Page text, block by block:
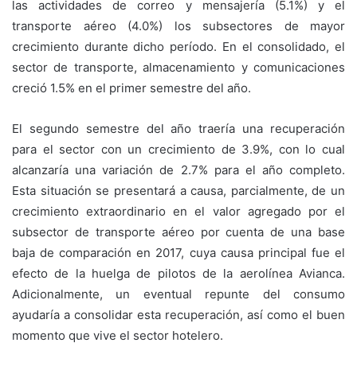
las actividades de correo y mensajería (5.1%) y el
transporte aéreo (4.0%) los subsectores de mayor
crecimiento durante dicho período. En el consolidado, el
sector de transporte, almacenamiento y comunicaciones
creció 1.5% en el primer semestre del año.
El segundo semestre del año traería una recuperación
para el sector con un crecimiento de 3.9%, con lo cual
alcanzaría una variación de 2.7% para el año completo.
Esta situación se presentará a causa, parcialmente, de un
crecimiento extraordinario en el valor agregado por el
subsector de transporte aéreo por cuenta de una base
baja de comparación en 2017, cuya causa principal fue el
efecto de la huelga de pilotos de la aerolínea Avianca.
Adicionalmente, un eventual repunte del consumo
ayudaría a consolidar esta recuperación, así como el buen
momento que vive el sector hotelero.